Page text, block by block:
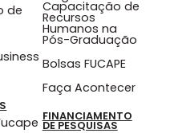
de
Capacitação de
Recursos
Humanos na
Pós-Graduação
Bolsas FUCAPE
Faça Acontecer
FINANCIAMENTO
DE PESQUISAS